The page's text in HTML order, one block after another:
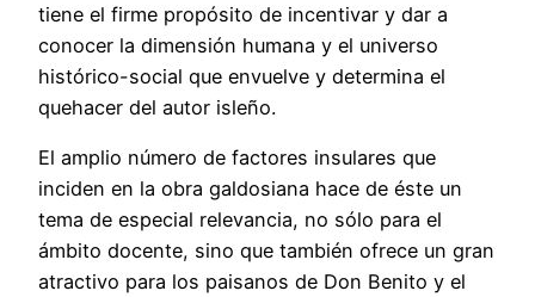
tiene el firme propósito de incentivar y dar a
conocer la dimensión humana y el universo
histórico-social que envuelve y determina el
quehacer del autor isleño.
El amplio número de factores insulares que
inciden en la obra galdosiana hace de éste un
tema de especial relevancia, no sólo para el
ámbito docente, sino que también ofrece un gran
atractivo para los paisanos de Don Benito y el